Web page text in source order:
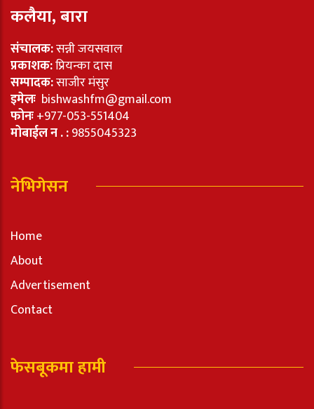
कलैया, बारा
संचालक:सन्नी जयसवाल
प्रकाशक:प्रियन्का दास
सम्पादक:साजीर मंसुर
इमेलः bishwashfm@gmail.com
फोनः+977-053-551404
मोबाईल न . :9855045323
नेभिगेसन
Home
About
Advertisement
Contact
फेसबूकमा हामी